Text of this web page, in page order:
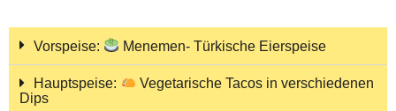
Vorspeise: Menemen- Türkische Eierspeise
Hauptspeise:
Vegetarische Tacos in verschiedenen
Dips